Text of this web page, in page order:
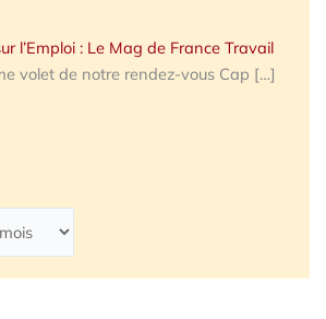
l’Emploi : Le Mag de France Travail
volet de notre rendez-vous Cap […]